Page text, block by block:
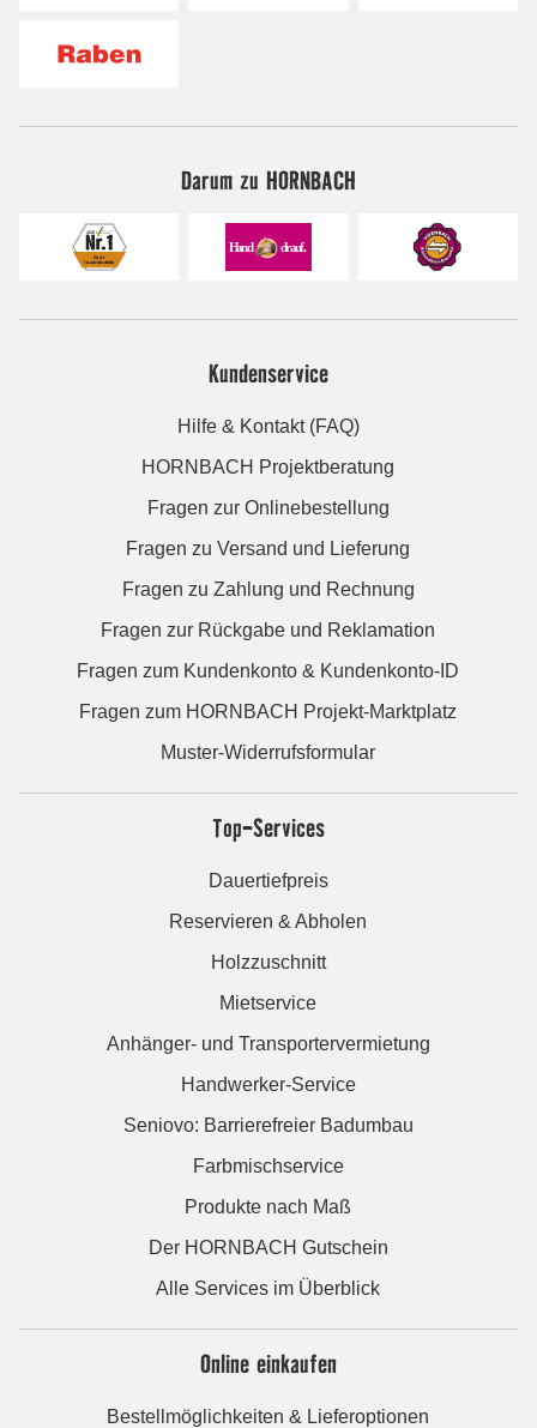
Darum zu HORNBACH
Kundenservice
Hilfe & Kontakt (FAQ)
HORNBACH Projektberatung
Fragen zur Onlinebestellung
Fragen zu Versand und Lieferung
Fragen zu Zahlung und Rechnung
Fragen zur Rückgabe und Reklamation
Fragen zum Kundenkonto & Kundenkonto-ID
Fragen zum HORNBACH Projekt-Marktplatz
Muster-Widerrufsformular
Top-Services
Dauertiefpreis
Reservieren & Abholen
Holzzuschnitt
Mietservice
Anhänger- und Transportervermietung
Handwerker-Service
Seniovo: Barrierefreier Badumbau
Farbmischservice
Produkte nach Maß
Der HORNBACH Gutschein
Alle Services im Überblick
Online einkaufen
Bestellmöglichkeiten & Lieferoptionen